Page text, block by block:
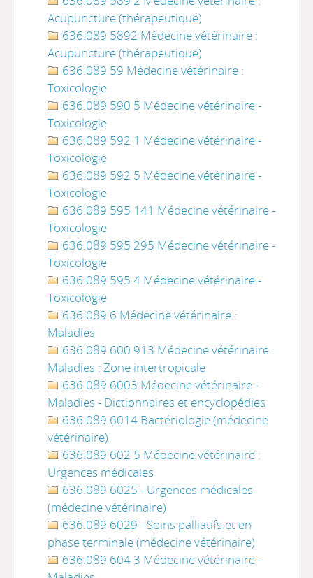
Acupuncture (thérapeutique)
636.089 5892 Médecine vétérinaire :
Acupuncture (thérapeutique)
636.089 59 Médecine vétérinaire :
Toxicologie
636.089 590 5 Médecine vétérinaire -
Toxicologie
636.089 592 1 Médecine vétérinaire -
Toxicologie
636.089 592 5 Médecine vétérinaire -
Toxicologie
636.089 595 141 Médecine vétérinaire -
Toxicologie
636.089 595 295 Médecine vétérinaire -
Toxicologie
636.089 595 4 Médecine vétérinaire -
Toxicologie
636.089 6 Médecine vétérinaire :
Maladies
636.089 600 913 Médecine vétérinaire :
Maladies : Zone intertropicale
636.089 6003 Médecine vétérinaire -
Maladies - Dictionnaires et encyclopédies
636.089 6014 Bactériologie (médecine
vétérinaire)
636.089 602 5 Médecine vétérinaire :
Urgences médicales
636.089 6025 - Urgences médicales
(médecine vétérinaire)
636.089 6029 - Soins palliatifs et en
phase terminale (médecine vétérinaire)
636.089 604 3 Médecine vétérinaire -